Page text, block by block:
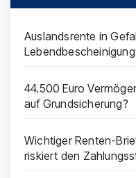
Auslandsrente in
44.500 Euro
auf Grundsicherung?
Wichtiger Renten-
riskiert den